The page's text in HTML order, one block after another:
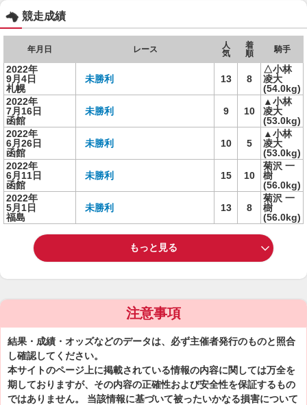
競走成績
年月日 レース
人
気
着
順
騎手
2022年
9月4日
札幌
未勝利 13 8
△小林
凌大
(54.0kg)
2022年
7月16日
函館
未勝利 9 10
▲小林
凌大
(53.0kg)
2022年
6月26日
函館
未勝利 10 5
▲小林
凌大
(53.0kg)
2022年
6月11日
函館
未勝利 15 10
菊沢 一
樹
(56.0kg)
2022年
5月1日
福島
未勝利 13 8
菊沢 一
樹
(56.0kg)
もっと見る
注意事項
結果・成績・オッズなどのデータは、必ず主催者発行のものと照合
し確認してください。
本サイトのページ上に掲載されている情報の内容に関しては万全を
期しておりますが、その内容の正確性および安全性を保証するもの
ではありません。 当該情報に基づいて被ったいかなる損害について